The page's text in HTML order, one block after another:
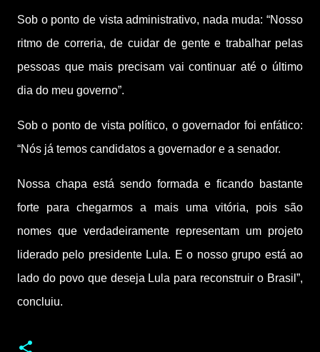
Sob o ponto de vista administrativo, nada muda: “Nosso
ritmo de correria, de cuidar de gente e trabalhar pelas
pessoas que mais precisam vai continuar até o último
dia do meu governo”.
Sob o ponto de vista político, o governador foi enfático:
“Nós já temos candidatos a governador e a senador.
Nossa chapa está sendo formada e ficando bastante
forte para chegarmos a mais uma vitória, pois são
nomes que verdadeiramente representam um projeto
liderado pelo presidente Lula. E o nosso grupo está ao
lado do povo que deseja Lula para reconstruir o Brasil”,
concluiu.